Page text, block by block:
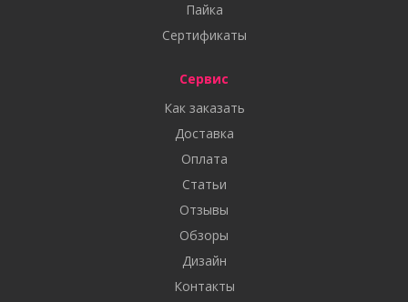
Пайка
Сертификаты
Сервис
Как заказать
Доставка
Оплата
Статьи
Отзывы
Обзоры
Дизайн
Контакты